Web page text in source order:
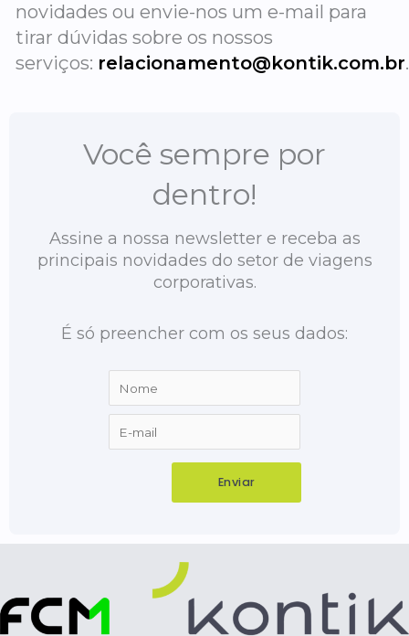
novidades ou envie-nos um e-mail para
tirar dúvidas sobre os nossos
serviços: relacionamento@kontik.com.br.
Você sempre por
dentro!
Assine a nossa newsletter e receba as
principais novidades do setor de viagens
corporativas.
É só preencher com os seus dados: